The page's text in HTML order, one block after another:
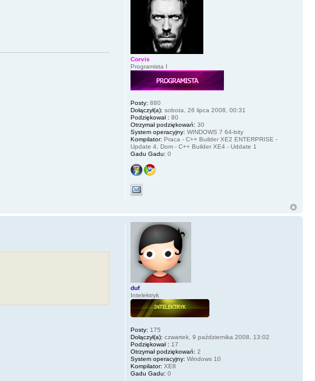
Corvis
Programista I
Posty: 880
Dołączył(a): sobota, 26 lipca 2008, 00:31
Podziękował : 80
Otrzymał podziękowań: 30
System operacyjny: WINDOWS 7 64-bity
Kompilator: Praca - C++ Builder XE2 ENTERPRISE -
Update 4, Dom - C++ Builder XE4 - Uddate 1
Gadu Gadu: 0
duf
Intelektryk
Posty: 175
Dołączył(a): czwartek, 9 października 2008, 13:02
Podziękował : 17
Otrzymał podziękowań: 2
System operacyjny: Windows 10
Kompilator: XE8
Gadu Gadu: 0